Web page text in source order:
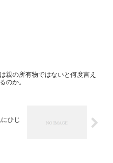
親の所有物ではないと何度言え
のか。
ひじ